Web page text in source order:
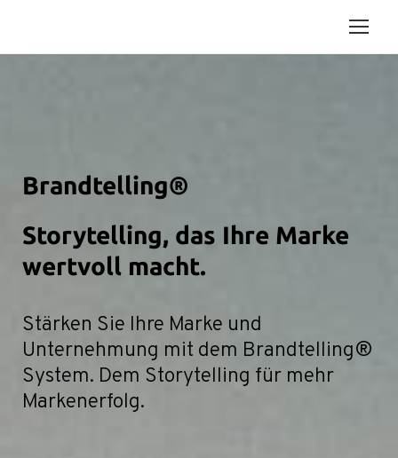
Brandtelling®
Storytelling, das Ihre Marke
wertvoll macht.
Stärken Sie Ihre Marke und
Unternehmung mit dem Brandtelling®
System. Dem Storytelling für mehr
Markenerfolg.